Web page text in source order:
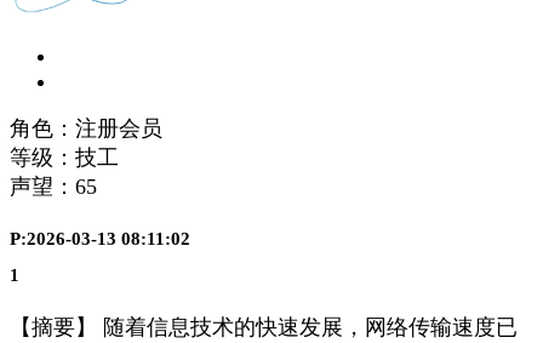
角色：注册会员
等级：技工
声望： 65
P:2026-03-13 08:11:02
1
【摘要】 随着信息技术的快速发展，网络传输速度已